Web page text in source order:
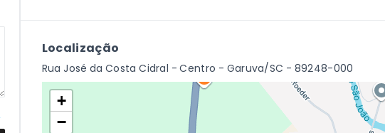
Localização
Rua José da Costa Cidral - Centro - Garuva/SC - 89248-000
+
−